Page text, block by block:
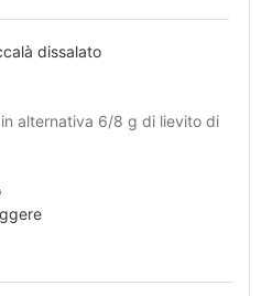
dissalato
in alternativa 6/8 g di lievito di